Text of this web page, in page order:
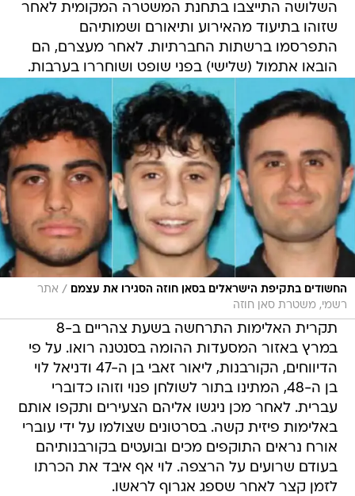
השלושה התייצבו בתחנת המשטרה המקומית לאחר
שזוהו בתיעוד מהאירוע ותיאורם ושמותיהם
התפרסמו ברשתות החברתיות. לאחר מעצרם, הם
הובאו אתמול (שלישי) בפני שופט ושוחררו בערבות.
החשודים בתקיפת הישראלים בסאן חוזה הסגירו את עצמם / אתר
רשמי, משטרת סאן חוזה
תקרית האלימות התרחשה בשעת צהריים ב-8
במרץ באזור המסעדות ההומה בסנטנה רואו. על פי
הדיווחים, הקורבנות, ליאור זאבי בן ה-47 ודניאל לוי
בן ה-48, המתינו בתור לשולחן פנוי וזוהו כדוברי
עברית. לאחר מכן ניגשו אליהם הצעירים ותקפו אותם
באלימות פיזית קשה. בסרטונים שצולמו על ידי עוברי
אורח נראים התוקפים מכים ובועטים בקורבנותיהם
בעודם שרועים על הרצפה. לוי אף איבד את הכרתו
לזמן קצר לאחר שספג אגרוף לראשו.